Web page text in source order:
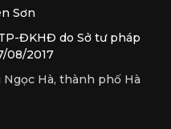
Sơn
ĐKHĐ do Sở tư pháp
08/2017
Ngọc Hà, thành phố Hà